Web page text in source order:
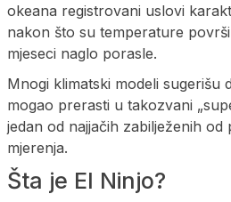
okeana registrovani uslovi
nakon što su temperature
mjeseci naglo porasle.
Mnogi klimatski modeli sugerišu
mogao prerasti u takozvani
jedan od najjačih zabilježenih od
mjerenja.
Šta je El Ninjo?